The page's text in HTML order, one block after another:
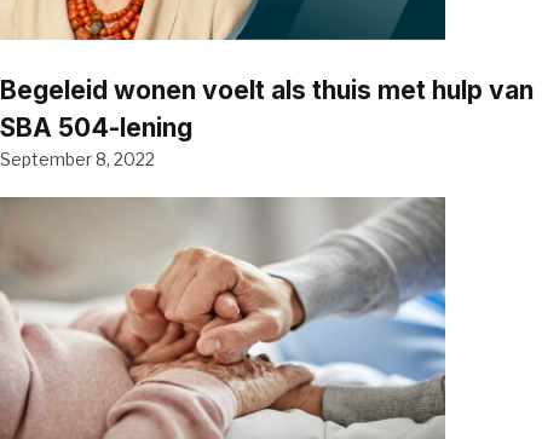
Begeleid wonen voelt als thuis met hulp van
SBA 504-lening
September 8, 2022